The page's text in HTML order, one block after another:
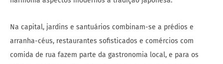
Na capital, jardins e santuários combinam-se a prédios e
arranha-céus, restaurantes sofisticados e comércios com
comida de rua fazem parte da gastronomia local, e para os